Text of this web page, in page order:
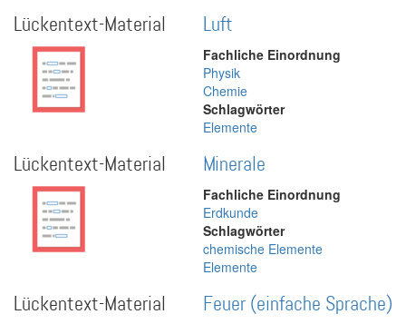
Lückentext-Material Luft
Fachliche Einordnung
Physik
Chemie
Schlagwörter
Elemente
Lückentext-Material Minerale
Fachliche Einordnung
Erdkunde
Schlagwörter
chemische Elemente
Elemente
Lückentext-Material Feuer (einfache Sprache)